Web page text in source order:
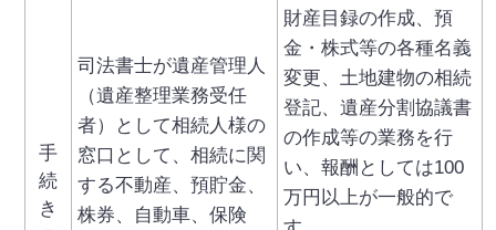
手
続
き
司法書士が遺産管理人
（遺産整理業務受任
者）として相続人様の
窓口として、相続に関
する不動産、預貯金、
株券、自動車、保険
財産目録の作成、預
金・株式等の各種名義
変更、土地建物の相続
登記、遺産分割協議書
の作成等の業務を行
い、報酬としては100
万円以上が一般的で